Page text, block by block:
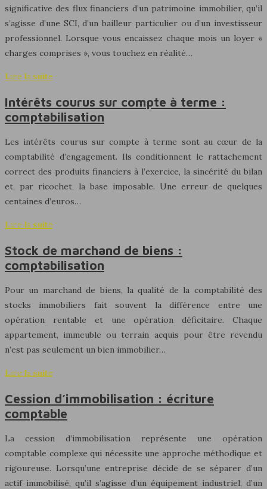
significative des flux financiers d’un patrimoine immobilier, qu’il
s’agisse d’une SCI, d’un bailleur particulier ou d’un investisseur
professionnel. Lorsque vous encaissez chaque mois un loyer «
charges comprises », vous touchez en réalité…
Lire la suite
Intérêts courus sur compte à terme :
comptabilisation
Les intérêts courus sur compte à terme sont au cœur de la
comptabilité d’engagement. Ils conditionnent le rattachement
correct des produits financiers à l’exercice, la sincérité du bilan
et, par ricochet, la base imposable. Une erreur de quelques
centaines d’euros…
Lire la suite
Stock de marchand de biens :
comptabilisation
Pour un marchand de biens, la qualité de la comptabilité des
stocks immobiliers fait souvent la différence entre une
opération rentable et une opération déficitaire. Chaque
appartement, immeuble ou terrain acquis pour être revendu
n’est pas seulement un bien immobilier…
Lire la suite
Cession d’immobilisation : écriture
comptable
La cession d’immobilisation représente une opération
comptable complexe qui nécessite une approche méthodique et
rigoureuse. Lorsqu’une entreprise décide de se séparer d’un
actif immobilisé, qu’il s’agisse d’un équipement industriel, d’un